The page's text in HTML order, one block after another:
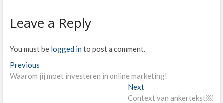
Leave a Reply
You must be logged in to post a comment.
Post
navigation
PreviousPrevious
post:
Waarom jij moet investeren in online marketing!
NextNext
post:
Context van ankertekst￼